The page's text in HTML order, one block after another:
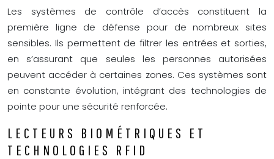
Les systèmes de contrôle d’accès constituent la
première ligne de défense pour de nombreux sites
sensibles. Ils permettent de filtrer les entrées et sorties,
en s’assurant que seules les personnes autorisées
peuvent accéder à certaines zones. Ces systèmes sont
en constante évolution, intégrant des technologies de
pointe pour une sécurité renforcée.
LECTEURS BIOMÉTRIQUES ET
TECHNOLOGIES RFID